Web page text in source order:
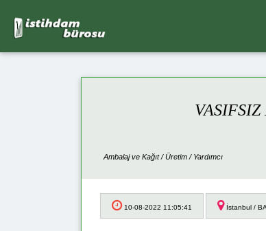
Ambalaj ve Kağıt / Üretim / Yardımcı
10-08-2022 11:05:41 İstanbul /